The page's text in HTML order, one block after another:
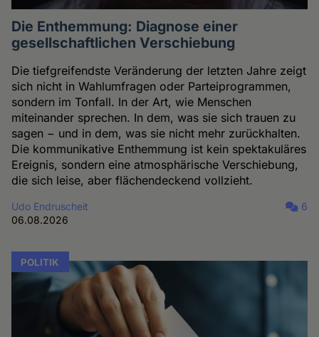
Die Enthemmung: Diagnose einer
gesellschaftlichen Verschiebung
Die tiefgreifendste Veränderung der letzten Jahre zeigt
sich nicht in Wahlumfragen oder Parteiprogrammen,
sondern im Tonfall. In der Art, wie Menschen
miteinander sprechen. In dem, was sie sich trauen zu
sagen − und in dem, was sie nicht mehr zurückhalten.
Die kommunikative Enthemmung ist kein spektakuläres
Ereignis, sondern eine atmosphärische Verschiebung,
die sich leise, aber flächendeckend vollzieht.
Udo Endruscheit
06.08.2026
6
POLITIK